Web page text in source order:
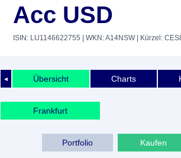
Acc USD
ISIN: LU1146622755 | WKN: A14NSW| Kürzel:
◄ Übersicht Charts
Frankfurt
Kaufen
Portfolio